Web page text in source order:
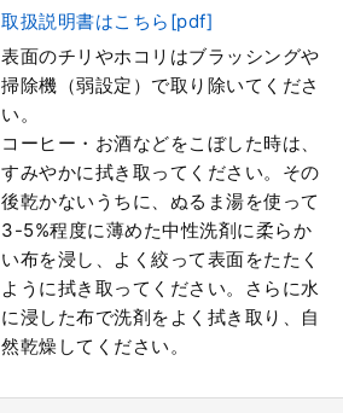
取扱説明書はこちら[pdf]
表面のチリやホコリはブラッシングや
掃除機（弱設定）で取り除いてくださ
い。
コーヒー・お酒などをこぼした時は、
すみやかに拭き取ってください。その
後乾かないうちに、ぬるま湯を使って
3-5%程度に薄めた中性洗剤に柔らか
い布を浸し、よく絞って表面をたたく
ように拭き取ってください。さらに水
に浸した布で洗剤をよく拭き取り、自
然乾燥してください。